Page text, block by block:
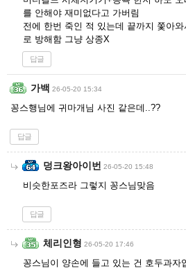
를 안해야 재미없다고 가버림
전에 한번 죽인 적 있는데 끝까지 쫓아
로 방해함 그냥 상종X
답글
가백 26-05-20 15:34
꽁스행님에 귀마개님 사진 같은데..??
답글
덩크왕아이번 26-05-20 15:48
비슷한포즈라 그렇지 꽁스님맞음
답글
체리인형 26-05-20 17:46
꽁스님이 양손에 들고 있는 건 호두과자